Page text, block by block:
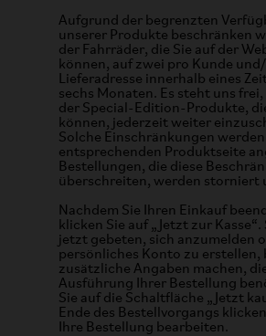
Aufgrund der begrenzten
unserer Produkte beschränken
der Fahrräder, die Sie auf der
können, auf zwei pro Kunde
Lieferadresse innerhalb eines
sechs Monaten. Es steht uns frei,
der Special-Edition-Produkte,
können, jederzeit weiter
Solche Einschränkungen
entsprechenden Produktseite
Bestellungen, die diese
überschreiten, werden storniert
Nachdem Sie Ihren Einkauf
klicken Sie auf „Jetzt zur Kasse“.
jetzt gebeten, sich anzumelden
persönliches Konto zu erstellen,
zusätzliche Angaben machen,
Ausführung Ihrer Bestellung
Sie auf die Schaltfläche „Jetzt
Ende des Bestellvorgangs
Ihre Bestellung bearbeiten.